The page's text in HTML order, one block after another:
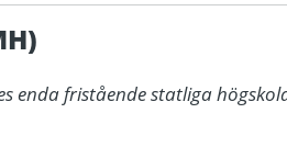
enda fristående statliga